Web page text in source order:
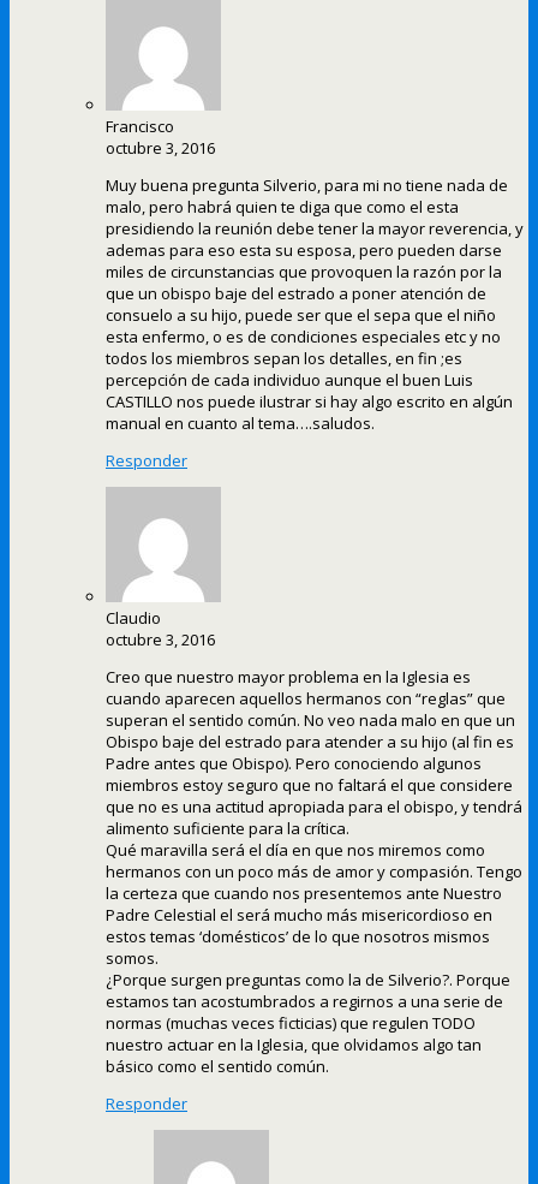
Francisco
octubre 3, 2016
Muy buena pregunta Silverio, para mi no tiene nada de
malo, pero habrá quien te diga que como el esta
presidiendo la reunión debe tener la mayor reverencia, y
ademas para eso esta su esposa, pero pueden darse
miles de circunstancias que provoquen la razón por la
que un obispo baje del estrado a poner atención de
consuelo a su hijo, puede ser que el sepa que el niño
esta enfermo, o es de condiciones especiales etc y no
todos los miembros sepan los detalles, en fin ;es
percepción de cada individuo aunque el buen Luis
CASTILLO nos puede ilustrar si hay algo escrito en algún
manual en cuanto al tema….saludos.
Responder
Claudio
octubre 3, 2016
Creo que nuestro mayor problema en la Iglesia es
cuando aparecen aquellos hermanos con “reglas” que
superan el sentido común. No veo nada malo en que un
Obispo baje del estrado para atender a su hijo (al fin es
Padre antes que Obispo). Pero conociendo algunos
miembros estoy seguro que no faltará el que considere
que no es una actitud apropiada para el obispo, y tendrá
alimento suficiente para la crítica.
Qué maravilla será el día en que nos miremos como
hermanos con un poco más de amor y compasión. Tengo
la certeza que cuando nos presentemos ante Nuestro
Padre Celestial el será mucho más misericordioso en
estos temas ‘domésticos’ de lo que nosotros mismos
somos.
¿Porque surgen preguntas como la de Silverio?. Porque
estamos tan acostumbrados a regirnos a una serie de
normas (muchas veces ficticias) que regulen TODO
nuestro actuar en la Iglesia, que olvidamos algo tan
básico como el sentido común.
Responder